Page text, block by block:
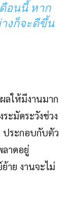
อนนี้ หาก
งก็จะดีขึ้น
ลให้มีงานมาก
ะมัดระวังช่วง
ประกอบกับตัว
ลาดอยู่
าย งานจะไม่